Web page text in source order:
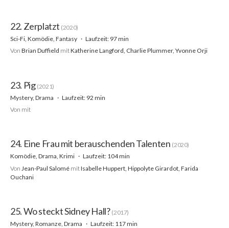
22. Zerplatzt (2020)
Sci-Fi, Komödie, Fantasy
Laufzeit: 97 min
Von Brian Duffield mitKatherine Langford, Charlie Plummer, Yvonne Orji
23. Pig (2021)
Mystery, Drama
Laufzeit: 92 min
Von mit
24. Eine Frau mit berauschenden Talenten (2020)
Komödie, Drama, Krimi
Laufzeit: 104 min
Von Jean-Paul Salomé mitIsabelle Huppert, Hippolyte Girardot, Farida
Ouchani
25. Wo steckt Sidney Hall? (2017)
Mystery, Romanze, Drama
Laufzeit: 117 min